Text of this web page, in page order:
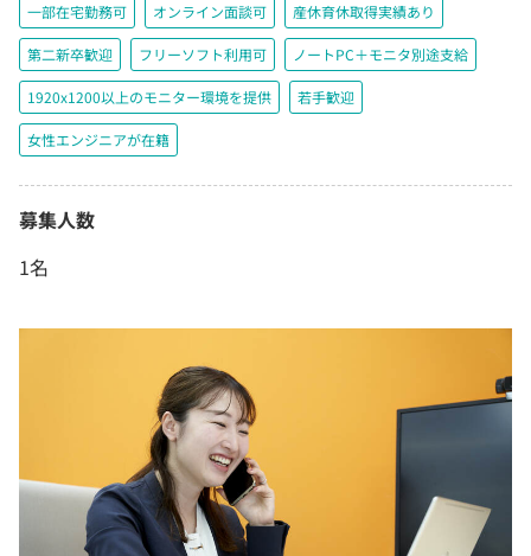
一部在宅勤務可 オンライン面談可 産休育休取得実績あり
第二新卒歓迎 フリーソフト利用可 ノートPC＋モニタ別途支給
1920x1200以上のモニター環境を提供 若手歓迎
女性エンジニアが在籍
募集人数
1名